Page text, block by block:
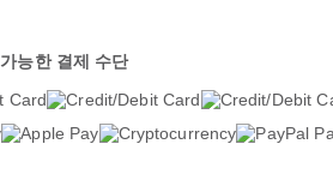
가능한 결제 수단